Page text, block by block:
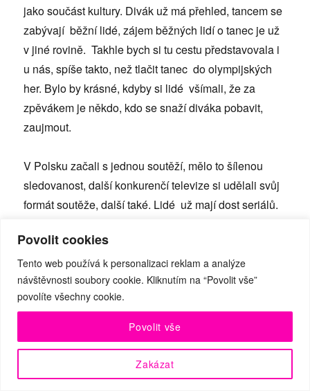
Povolit cookies
Tento web používá k personalizaci reklam a analýze
návštěvnosti soubory cookie. Kliknutím na “Povolit vše”
povolíte všechny cookie.
Zakázat
Povolit vše
jako součást kultury. Divák už má přehled, tancem se
zabývají běžní lidé, zájem běžných lidí o tanec je už
v jiné rovině. Takhle bych si tu cestu představovala i
u nás, spíše takto, než tlačit tanec do olympijských
her. Bylo by krásné, kdyby si lidé všímali, že za
zpěvákem je někdo, kdo se snaží diváka pobavit,
zaujmout.
V Polsku začali s jednou soutěží, mělo to šílenou
sledovanost, další konkurenčí televize si udělali svůj
formát soutěže, další také. Lidé už mají dost seriálů.
tanečník, tak se na něj prostě „kouká.“ I u nás by
tanec měl být pro televize zajímavý. Pěveckých
superstar jsme měli až dost, nevyprodukovali jsme
nic zvláštního. Sledovat dobré taneční výkony by
České publikum ale vyžaduje spíše kriminálky.
Mnohdy se musí ustoupit z kvality a prodávat brutální